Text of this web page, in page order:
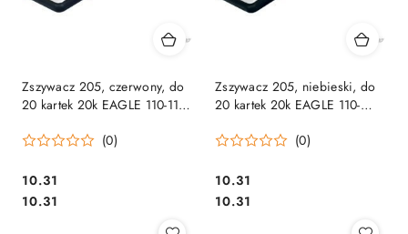
Zszywacz 205, czerwony, do
20 kartek 20k EAGLE 110-1167
(0)
Cena:
10.31
Cena:
10.31
Zszywacz 205, niebieski, do
20 kartek 20k EAGLE 110-
(0)
Cena:
10.31
Cena:
10.31